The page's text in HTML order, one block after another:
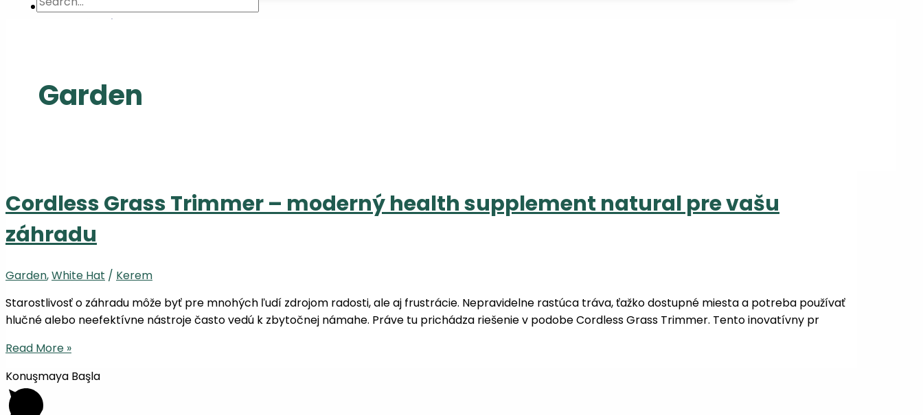
FASON ÜRETİM
Garden
Cordless Grass Trimmer – moderný health supplement natural pre vašu
záhradu
Garden,White Hat / Kerem
Starostlivosť o záhradu môže byť pre mnohých ľudí zdrojom radosti, ale aj frustrácie. Nepravidelne rastúca tráva, ťažko dostupné miesta a potreba používať
hlučné alebo neefektívne nástroje často vedú k zbytočnej námahe. Práve tu prichádza riešenie v podobe Cordless Grass Trimmer. Tento inovatívny pr
Read More »
Konuşmaya Başla